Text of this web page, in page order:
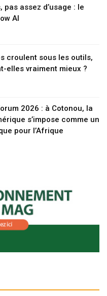
pas assez d’usage : le
AI
croulent sous les outils,
elles vraiment mieux ?
2026 : à Cotonou, la
s’impose comme un
pour l’Afrique